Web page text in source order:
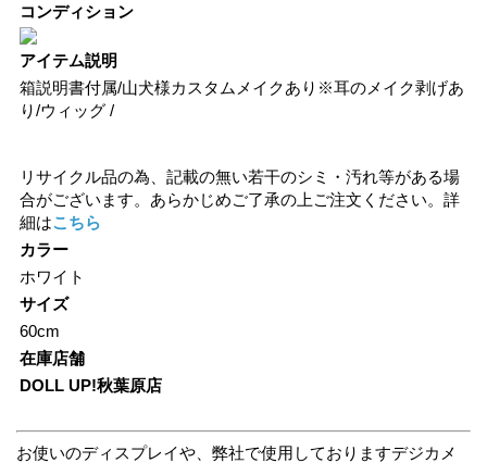
コンディション
アイテム説明
箱説明書付属/山犬様カスタムメイクあり※耳のメイク剥げあ
り/ウィッグ /
リサイクル品の為、記載の無い若干のシミ・汚れ等がある場
合がございます。あらかじめご了承の上ご注文ください。詳
細はこちら
カラー
ホワイト
サイズ
60cm
在庫店舗
DOLL UP!秋葉原店
お使いのディスプレイや、弊社で使用しておりますデジカメ